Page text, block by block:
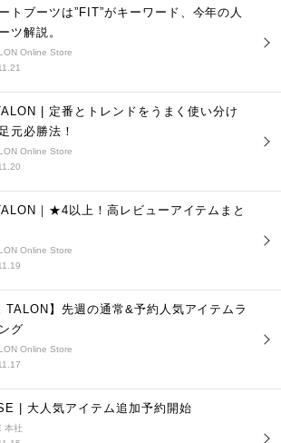
トブーツは”FIT”がキーワード、今年の人
ツ解説。
Online Store
| 定番とトレンドをうまく使い分け
元必勝法！
Online Store
｜★4以上！高レビューアイテムまと
Online Store
TALON】先週の通常&予約人気アイテムラ
グ
Online Store
| 大人気アイテム追加予約開始
本社